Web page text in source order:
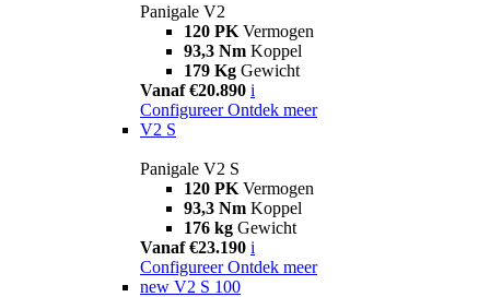
Panigale V2
120 PK Vermogen
93,3 Nm Koppel
179 Kg Gewicht
Vanaf €20.890 i
Configureer Ontdek meer
V2 S
Panigale V2 S
120 PK Vermogen
93,3 Nm Koppel
176 kg Gewicht
Vanaf €23.190 i
Configureer Ontdek meer
new V2 S 100